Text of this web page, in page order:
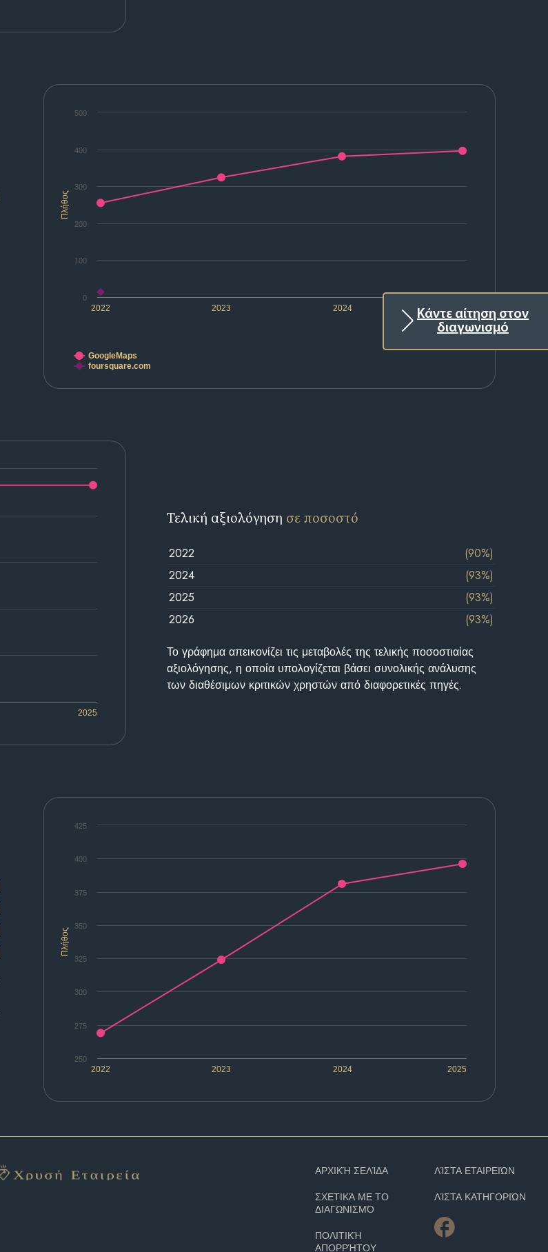
Κάντε αίτηση στον
διαγωνισμό
Πλήθος
2022 2023 2024 2025
0
100
200
300
400
500
GoogleMaps
foursquare.com
2025
Τελική αξιολόγηση σε ποσοστό
2022
(90%)
2024
(93%)
2025
(93%)
2026
(93%)
Το γράφημα απεικονίζει τις μεταβολές της τελικής ποσοστιαίας
αξιολόγησης, η οποία υπολογίζεται βάσει συνολικής ανάλυσης
των διαθέσιμων κριτικών χρηστών από διαφορετικές πηγές.
Πλήθος
2022 2023 2024 2025
250
275
300
325
350
375
400
425
ΑΡΧΙΚΉ ΣΕΛΊΔΑ
ΣΧΕΤΙΚΆ ΜΕ ΤΟ
ΔΙΑΓΩΝΙΣΜΌ
ΠΟΛΙΤΙΚΉ
ΑΠΟΡΡΉΤΟΥ
ΛΊΣΤΑ ΕΤΑΙΡΕΙΏΝ
ΛΊΣΤΑ ΚΑΤΗΓΟΡΙΏΝ